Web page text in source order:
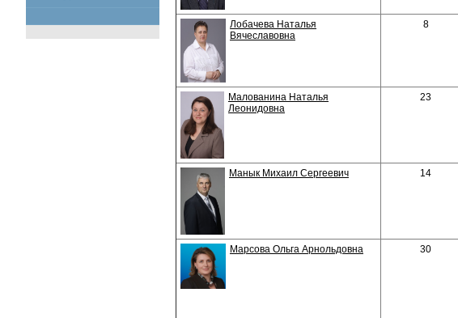
Лобачева Наталья
Вячеславовна
8
Малованина Наталья
Леонидовна
23
Манык Михаил Сергеевич 14
Марсова Ольга Арнольдовна
30